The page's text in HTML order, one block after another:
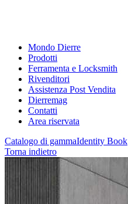
Mondo Dierre
Prodotti
Ferramenta e Locksmith
Rivenditori
Assistenza Post Vendita
Dierremag
Contatti
Area riservata
Catalogo di gammaIdentity Book
Torna indietro